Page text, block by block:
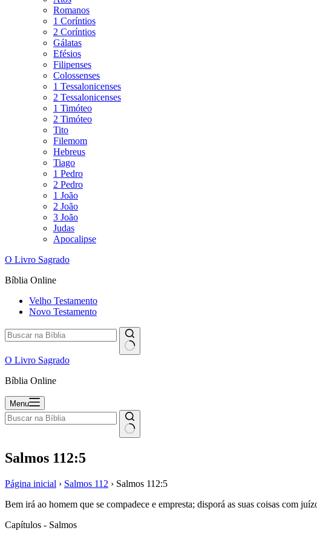
Romanos
1 Coríntios
2 Coríntios
Gálatas
Efésios
Filipenses
Colossenses
1 Tessalonicenses
2 Tessalonicenses
1 Timóteo
2 Timóteo
Tito
Filemom
Hebreus
Tiago
1 Pedro
2 Pedro
1 João
2 João
3 João
Judas
Apocalipse
O Livro Sagrado
Bíblia Online
Velho Testamento
Novo Testamento
O Livro Sagrado
Bíblia Online
Menu
Salmos 112:5
Página inicial › Salmos 112 › Salmos 112:5
Bem irá ao homem que se compadece e empresta; disporá as suas coisas com
Capítulos - Salmos